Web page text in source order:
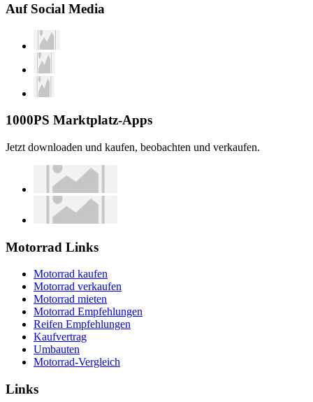
Auf Social Media
1000PS Marktplatz-Apps
Jetzt downloaden und kaufen, beobachten und verkaufen.
Motorrad Links
Motorrad kaufen
Motorrad verkaufen
Motorrad mieten
Motorrad Empfehlungen
Reifen Empfehlungen
Kaufvertrag
Umbauten
Motorrad-Vergleich
Links